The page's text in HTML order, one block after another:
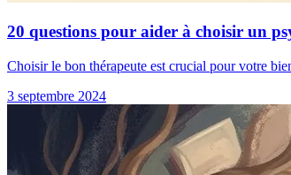
20 questions pour aider à choisir un
Choisir le bon thérapeute est crucial pour votre
3 septembre 2024